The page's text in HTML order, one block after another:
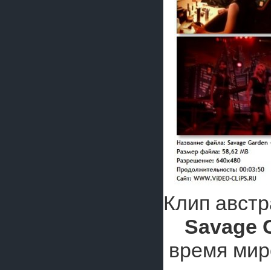
Клип
Savage
время